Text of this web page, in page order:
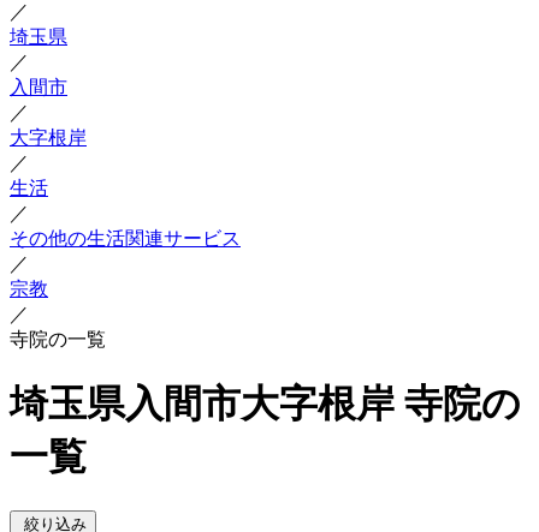
／
埼玉県
／
入間市
／
大字根岸
／
生活
／
その他の生活関連サービス
／
宗教
／
寺院の一覧
埼玉県入間市大字根岸 寺院の
一覧
絞り込み